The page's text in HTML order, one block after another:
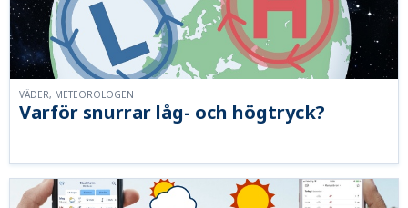
Varför snurrar låg- och högtryck?
VÄDER, METEOROLOGEN